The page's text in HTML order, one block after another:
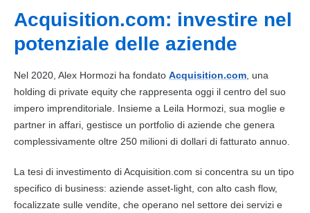
Acquisition.com: investire nel
potenziale delle aziende
Nel 2020, Alex Hormozi ha fondato Acquisition.com , una
holding di private equity che rappresenta oggi il centro del suo
impero imprenditoriale. Insieme a Leila Hormozi, sua moglie e
partner in affari, gestisce un portfolio di aziende che genera
complessivamente oltre 250 milioni di dollari di fatturato annuo.
La tesi di investimento di Acquisition.com si concentra su un tipo
specifico di business: aziende asset-light, con alto cash flow,
focalizzate sulle vendite, che operano nel settore dei servizi e